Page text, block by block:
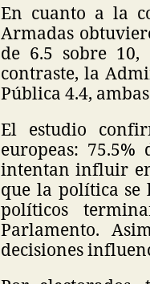
En cuanto a la
Armadas
de 6.5 sobre
contraste, la
Pública 4.4,
El estudio
europeas:
intentan influir en
que la política se
políticos
Parlamento.
decisiones